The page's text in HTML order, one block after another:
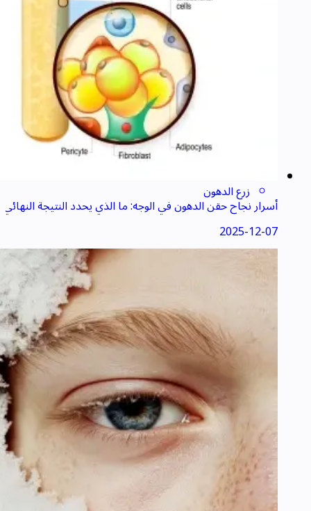
زرع الدهون
أسرار نجاح حقن الدهون في الوجه: ما الذي يحدد النتيجة النهائي
ة؟
2025-12-07